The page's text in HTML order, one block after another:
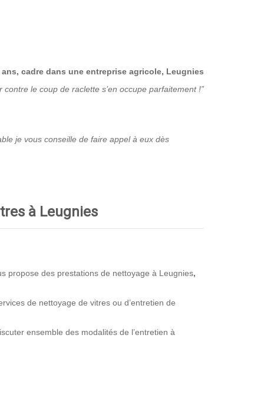
ans, cadre dans une entreprise agricole, Leugnies
le coup de raclette s’en occupe parfaitement !”
je vous conseille de faire appel à eux dès
à Leugnies
propose des prestations de nettoyage à Leugnies,
de nettoyage de vitres ou d’entretien de
ensemble des modalités de l’entretien à